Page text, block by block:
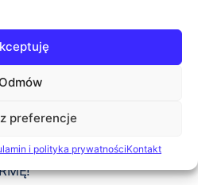
preferencje
i polityka prywatnościKontakt
wybranych wykładach
potwierdzenia udziału w
w trakcie spotkania
uczestnictwa po
pokonferencyjnych